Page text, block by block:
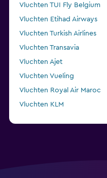
Vluchten TUI Fly Belgium
Vluchten Etihad Airways
Vluchten Turkish Airlines
Vluchten Transavia
Vluchten Ajet
Vluchten Vueling
Vluchten Royal Air Maroc
Vluchten KLM